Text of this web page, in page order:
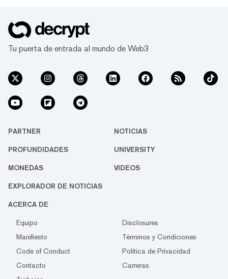
Tu puerta de entrada al mundo de Web3
PARTNER NOTICIAS
PROFUNDIDADES UNIVERSITY
MONEDAS VIDEOS
EXPLORADOR DE NOTICIAS
ACERCA DE
Equipo
Disclosures
Manifiesto
Términos y Condiciones
Code of Conduct
Política de Privacidad
Contacto
Carreras